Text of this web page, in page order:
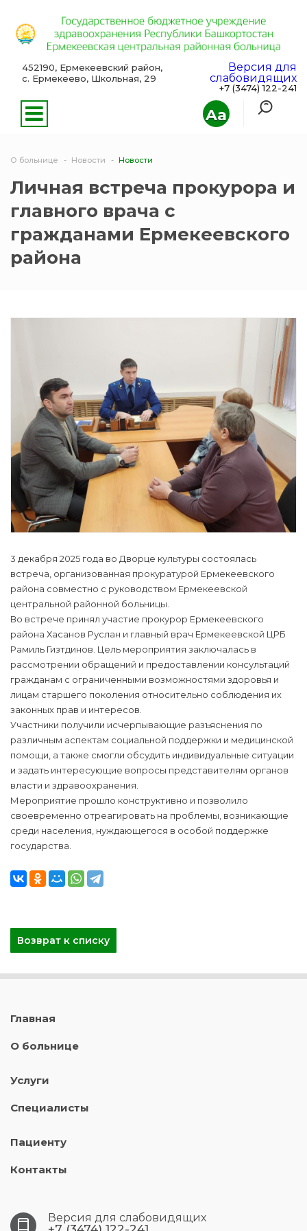
Aa
452190, Ермекеевский район,
с. Ермекеево, Школьная, 29
Версия для
слабовидящих
+7 (3474) 122-241
О больнице Новости Новости
Личная встреча прокурора и
главного врача с
гражданами Ермекеевского
района
3 декабря 2025 года во Дворце культуры состоялась
встреча, организованная прокуратурой Ермекеевского
района совместно с руководством Ермекеевской
центральной районной больницы.
Во встрече принял участие прокурор Ермекеевского
района Хасанов Руслан и главный врач Ермекеевской ЦРБ
Рамиль Гизтдинов. Цель мероприятия заключалась в
рассмотрении обращений и предоставлении консультаций
гражданам с ограниченными возможностями здоровья и
лицам старшего поколения относительно соблюдения их
законных прав и интересов.
Участники получили исчерпывающие разъяснения по
различным аспектам социальной поддержки и медицинской
помощи, а также смогли обсудить индивидуальные ситуации
и задать интересующие вопросы представителям органов
власти и здравоохранения.
Мероприятие прошло конструктивно и позволило
своевременно отреагировать на проблемы, возникающие
среди населения, нуждающегося в особой поддержке
государства.
Возврат к списку
Главная
О больнице
Услуги
Специалисты
Пациенту
Контакты
Версия для слабовидящих